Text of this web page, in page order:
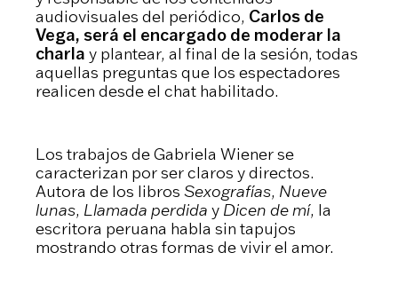
audiovisuales del periódico, Carlos de
Vega, será el encargado de moderar la
charla y plantear, al final de la sesión, todas
aquellas preguntas que los espectadores
realicen desde el chat habilitado.
Los trabajos de Gabriela Wiener se
caracterizan por ser claros y directos.
Autora de los libros Sexografías, Nueve
lunas, Llamada perdida y Dicen de mí, la
escritora peruana habla sin tapujos
mostrando otras formas de vivir el amor.